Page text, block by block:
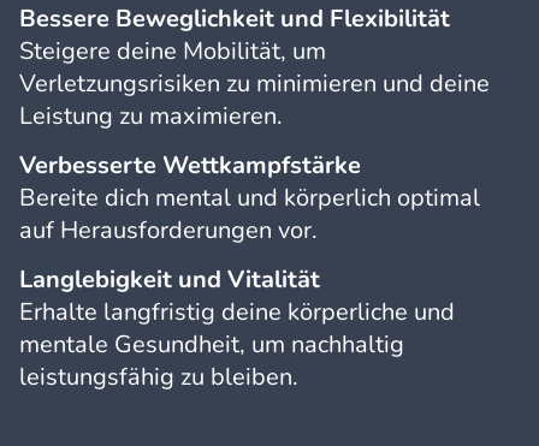
Bessere Beweglichkeit und Flexibilität
Steigere deine Mobilität, um
Verletzungsrisiken zu minimieren und deine
Leistung zu maximieren.
Verbesserte Wettkampfstärke
Bereite dich mental und körperlich optimal
auf Herausforderungen vor.
Langlebigkeit und Vitalität
Erhalte langfristig deine körperliche und
mentale Gesundheit, um nachhaltig
leistungsfähig zu bleiben.